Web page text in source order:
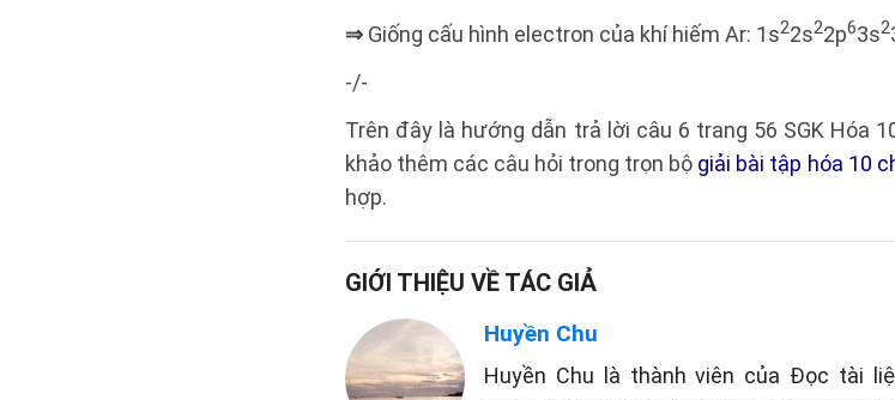
⇒ Giống cấu hình electron của khí hiếm Ar: 1s22s22p63s2
-/-
Trên đây là hướng dẫn trả lời câu 6 trang 56 SGK Hóa
khảo thêm các câu hỏi trong trọn bộ giải bài tập hóa 10
hợp.
GIỚI THIỆU VỀ TÁC GIẢ
Huyền Chu
Huyền Chu là thành viên của Đọc tài